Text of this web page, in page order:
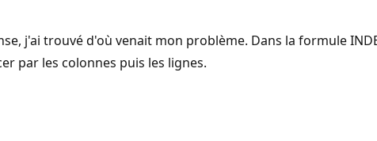
j'ai trouvé d'où venait mon problème. Dans la formule
par les colonnes puis les lignes.